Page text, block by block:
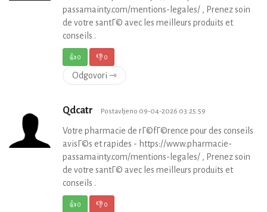
passamainty.com/mentions-legales/ , Prenez soin
de votre santГ© avec les meilleurs produits et
conseils .
👍0 👎0
Odgovori ⇾
Qdcatr Postavljeno 09-04-2026 03:25:59
Votre pharmacie de rГ©fГ©rence pour des conseils
avisГ©s et rapides - https://www.pharmacie-
passamainty.com/mentions-legales/ , Prenez soin
de votre santГ© avec les meilleurs produits et
conseils .
👍0 👎0